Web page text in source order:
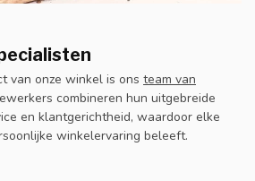
van onze winkel is ons team van
combineren hun uitgebreide
en klantgerichtheid, waardoor elke
winkelervaring beleeft.